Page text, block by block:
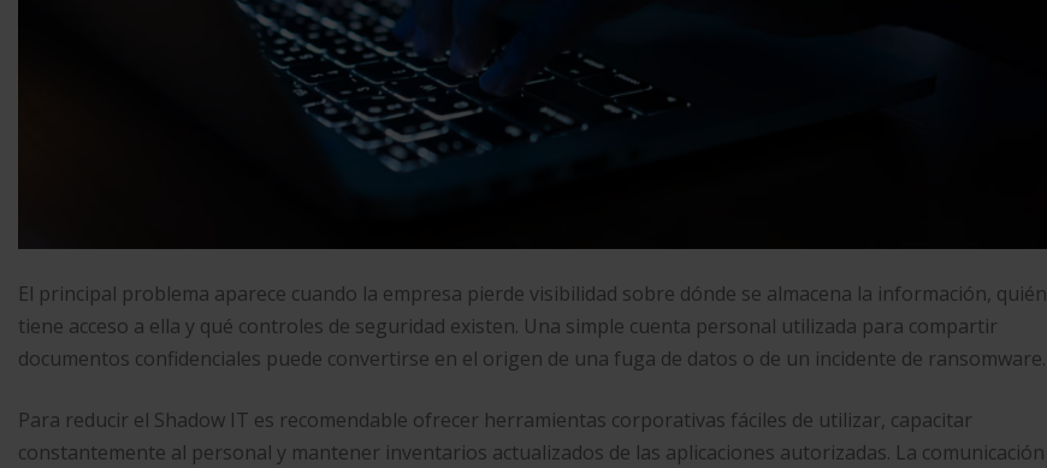
El principal problema aparece cuando la empresa pierde visibilidad sobre dónde se almacena la información, quién
tiene acceso a ella y qué controles de seguridad existen. Una simple cuenta personal utilizada para compartir
documentos confidenciales puede convertirse en el origen de una fuga de datos o de un incidente de ransomware.
Para reducir el Shadow IT es recomendable ofrecer herramientas corporativas fáciles de utilizar, capacitar
constantemente al personal y mantener inventarios actualizados de las aplicaciones autorizadas. La comunicación